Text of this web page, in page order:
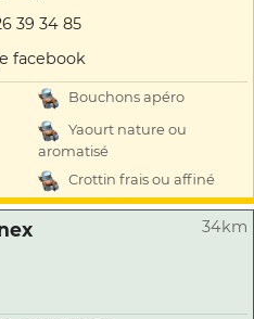
39 34 85
facebook
Bouchons apéro
Yaourt nature ou
aromatisé
Crottin frais ou affiné
34km